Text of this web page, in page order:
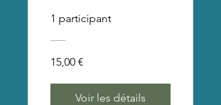
spirituelles pour
la guérison de
l'âme - SAUT
QUANTIQUE©
1 participant
15,00 €
Voir les détails